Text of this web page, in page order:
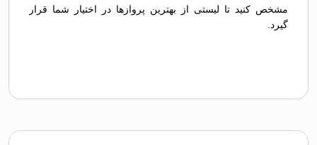
مشخص کنید تا لیستی از بهترین پروازها در اختیار شما قرار
گیرد.